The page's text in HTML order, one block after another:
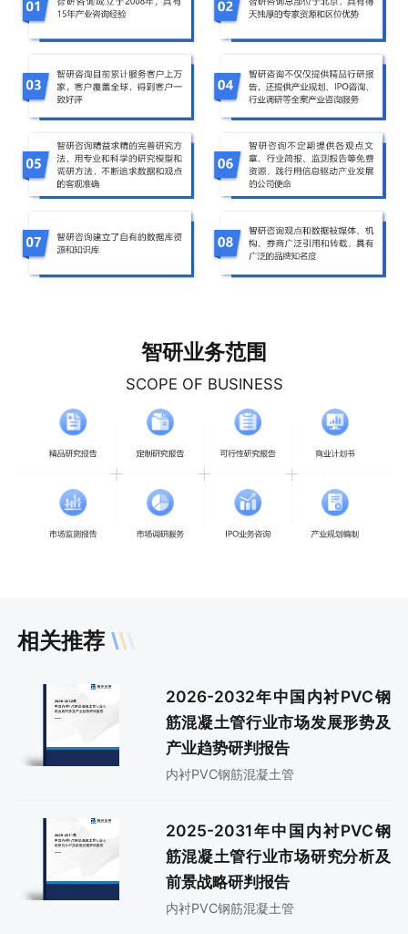
智研业务范围
SCOPE OF BUSINESS
相关推荐
2026-2032年中国内衬PVC钢
筋混凝土管行业市场发展形势及
产业趋势研判报告
内衬PVC钢筋混凝土管
2025-2031年中国内衬PVC钢
筋混凝土管行业市场研究分析及
前景战略研判报告
内衬PVC钢筋混凝土管